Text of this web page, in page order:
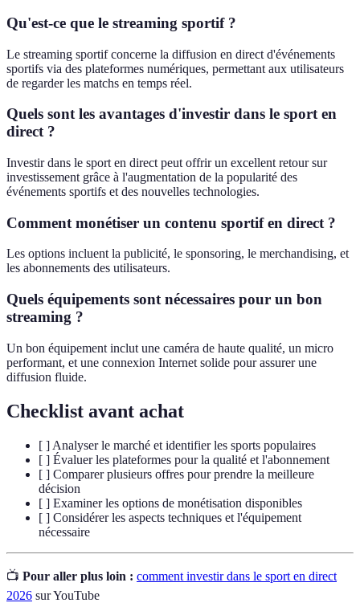
Qu'est-ce que le streaming sportif ?
Le streaming sportif concerne la diffusion en direct d'événements
sportifs via des plateformes numériques, permettant aux utilisateurs
de regarder les matchs en temps réel.
Quels sont les avantages d'investir dans le sport en
direct ?
Investir dans le sport en direct peut offrir un excellent retour sur
investissement grâce à l'augmentation de la popularité des
événements sportifs et des nouvelles technologies.
Comment monétiser un contenu sportif en direct ?
Les options incluent la publicité, le sponsoring, le merchandising, et
les abonnements des utilisateurs.
Quels équipements sont nécessaires pour un bon
streaming ?
Un bon équipement inclut une caméra de haute qualité, un micro
performant, et une connexion Internet solide pour assurer une
diffusion fluide.
Checklist avant achat
[ ] Analyser le marché et identifier les sports populaires
[ ] Évaluer les plateformes pour la qualité et l'abonnement
[ ] Comparer plusieurs offres pour prendre la meilleure
décision
[ ] Examiner les options de monétisation disponibles
[ ] Considérer les aspects techniques et l'équipement
nécessaire
📺 Pour aller plus loin : comment investir dans le sport en direct
2026 sur YouTube